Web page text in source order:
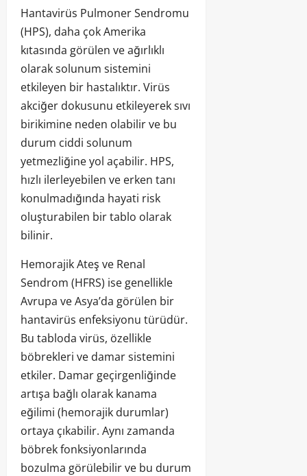
Hantavirüs Pulmoner Sendromu
(HPS), daha çok Amerika
kıtasında görülen ve ağırlıklı
olarak solunum sistemini
etkileyen bir hastalıktır. Virüs
akciğer dokusunu etkileyerek sıvı
birikimine neden olabilir ve bu
durum ciddi solunum
yetmezliğine yol açabilir. HPS,
hızlı ilerleyebilen ve erken tanı
konulmadığında hayati risk
oluşturabilen bir tablo olarak
bilinir.
Hemorajik Ateş ve Renal
Sendrom (HFRS) ise genellikle
Avrupa ve Asya’da görülen bir
hantavirüs enfeksiyonu türüdür.
Bu tabloda virüs, özellikle
böbrekleri ve damar sistemini
etkiler. Damar geçirgenliğinde
artışa bağlı olarak kanama
eğilimi (hemorajik durumlar)
ortaya çıkabilir. Aynı zamanda
böbrek fonksiyonlarında
bozulma görülebilir ve bu durum